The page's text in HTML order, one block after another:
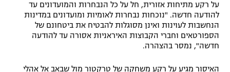
תקנון עבור פעילות ספורט 1 – "מרלן"
גיימינג E-Sports
תנאי שימוש
בייסבול MLB
ספורט אתגרי ואקסטרים
על רקע מתיחות אזורית, חל על כל הנבחרות והמועדונים עד
להודעה חדשה. "נוכחות נבחרות לאומיות ומועדונים במדינות
הנחשבות לעוינות ואינן מסוגלות להבטיח את ביטחונם של
הספורטאים וחברי הקבוצות האיראניות אסורה עד להודעה
חדשה", נמסר בהצהרה.
האיסור מגיע על רקע משחקה של טרקטור מול שבאב אל אהלי